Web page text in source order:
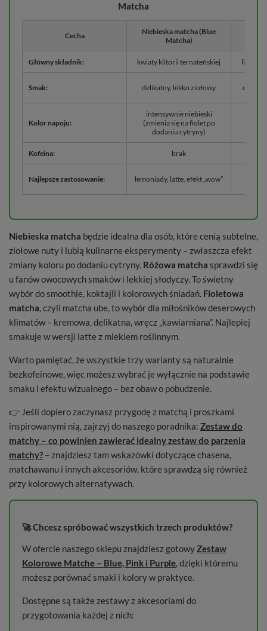
Matcha
Cecha
Niebieska matcha (Blue
Matcha)
Główny składnik: kwiaty klitorii ternateńskiej
Smak: delikatny, lekko ziołowy
Kolor napoju:
intensywnie niebieski
(zmienia się na fiolet po
dodaniu cytryny)
Kofeina: brak
Najlepsze zastosowanie: lemoniady, latte, efekt „wow”
Niebieska matcha będzie idealna dla osób, które cenią subtelne,
ziołowe nuty i lubią kulinarne eksperymenty – zwłaszcza efekt
zmiany koloru po dodaniu cytryny. Różowa matcha sprawdzi się
u fanów owocowych smaków i lekkiej słodyczy. To świetny
wybór do smoothie, koktajli i kolorowych śniadań. Fioletowa
matcha, czyli matcha ube, to wybór dla miłośników deserowych
klimatów – kremowa, delikatna, wręcz „kawiarniana”. Najlepiej
smakuje w wersji latte z mlekiem roślinnym.
Warto pamiętać, że wszystkie trzy warianty są naturalnie
bezkofeinowe, więc możesz wybrać je wyłącznie na podstawie
smaku i efektu wizualnego – bez obaw o pobudzenie.
👉 Jeśli dopiero zaczynasz przygodę z matchą i proszkami
inspirowanymi nią, zajrzyj do naszego poradnika: Zestaw do
matchy – co powinien zawierać idealny zestaw do parzenia
matchy? – znajdziesz tam wskazówki dotyczące chasena,
matchawanu i innych akcesoriów, które sprawdzą się również
przy kolorowych alternatywach.
🚀 Chcesz spróbować wszystkich trzech produktów?
W ofercie naszego sklepu znajdziesz gotowyZestaw
Kolorowe Matche – Blue, Pink i Purple, dzięki któremu
możesz porównać smaki i kolory w praktyce.
Dostępne są także zestawy z akcesoriami do
przygotowania każdej z nich: